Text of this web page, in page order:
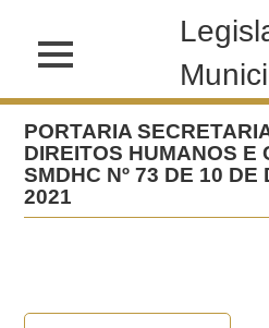
PORTARIA
DIREITOS HUMANOS E
SMDHC Nº 73 DE 10 DE
2021